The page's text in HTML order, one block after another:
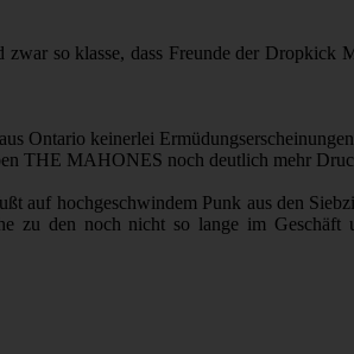
so klasse, dass Freunde der Dropkick
Ontario keinerlei
THE MAHONES noch deutlich mehr
auf hochgeschwindem Punk aus den
zu den noch nicht so lange im Geschäft